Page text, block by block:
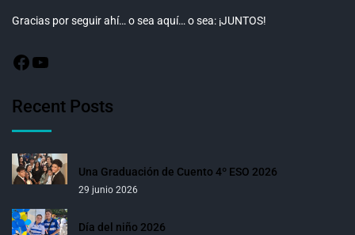
Gracias por seguir ahí… o sea aquí… o sea: ¡JUNTOS!
Recent Posts
Una Graduación de Cuento 4º ESO 2026
29 junio 2026
Día del niño 2026